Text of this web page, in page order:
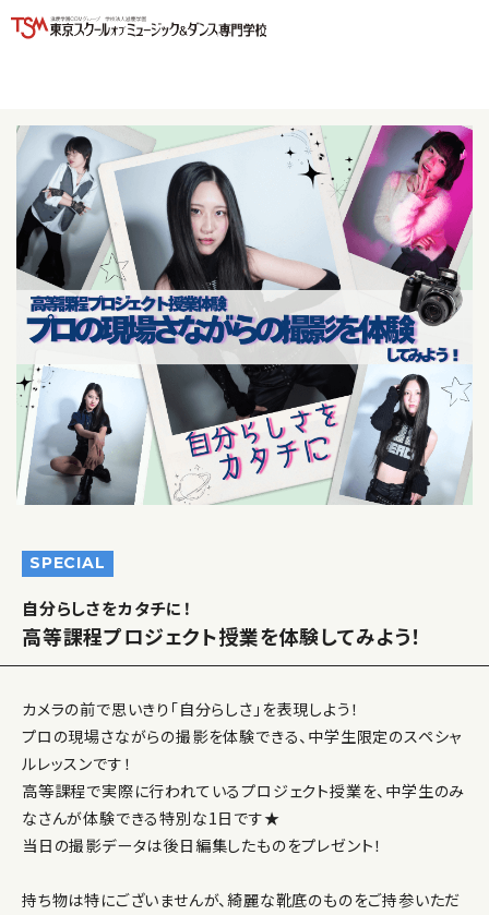
SPECIAL
自分らしさをカタチに！
高等課程プロジェクト授業を体験してみよう！
カメラの前で思いきり「自分らしさ」を表現しよう！
プロの現場さながらの撮影を体験できる、中学生限定のスペシャ
ルレッスンです！
高等課程で実際に行われているプロジェクト授業を、中学生のみ
なさんが体験できる特別な1日です★
当日の撮影データは後日編集したものをプレゼント！
持ち物は特にございませんが、綺麗な靴底のものをご持参いただ